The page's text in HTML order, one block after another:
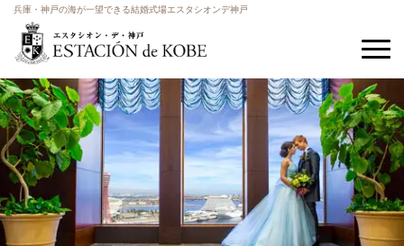
兵庫・神戸の海が一望できる結婚式場エスタシオンデ神戸